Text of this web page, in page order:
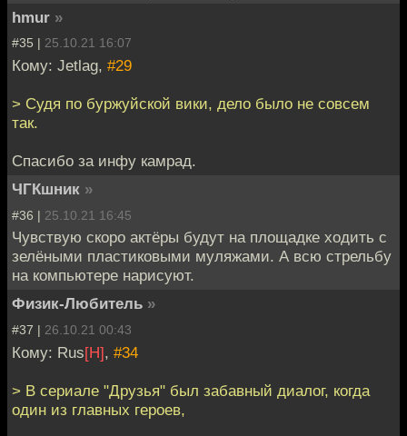
hmur »
#35 | 25.10.21 16:07
Кому: Jetlag, #29
> Судя по буржуйской вики, дело было не совсем
так.
Спасибо за инфу камрад.
ЧГКшник »
#36 | 25.10.21 16:45
Чувствую скоро актёры будут на площадке ходить с
зелёными пластиковыми муляжами. А всю стрельбу
на компьютере нарисуют.
Физик-Любитель »
#37 | 26.10.21 00:43
Кому: Rus[H], #34
> В сериале "Друзья" был забавный диалог, когда
один из главных героев,